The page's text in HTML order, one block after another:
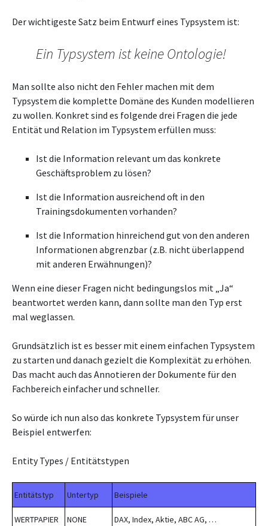
Der wichtigeste Satz beim Entwurf eines Typsystem ist:
Ein Typsystem ist keine Ontologie!
Man sollte also nicht den Fehler machen mit dem
Typsystem die komplette Domäne des Kunden modellieren
zu wollen. Konkret sind es folgende drei Fragen die jede
Entität und Relation im Typsystem erfüllen muss:
Ist die Information relevant um das konkrete
Geschäftsproblem zu lösen?
Ist die Information ausreichend oft in den
Trainingsdokumenten vorhanden?
Ist die Information hinreichend gut von den anderen
Informationen abgrenzbar (z.B. nicht überlappend
mit anderen Erwähnungen)?
Wenn eine dieser Fragen nicht bedingungslos mit „Ja“
beantwortet werden kann, dann sollte man den Typ erst
mal weglassen.
Grundsätzlich ist es besser mit einem einfachen Typsystem
zu starten und danach gezielt die Komplexität zu erhöhen.
Das macht auch das Annotieren der Dokumente für den
Fachbereich einfacher und schneller.
So würde ich nun also das konkrete Typsystem für unser
Beispiel entwerfen:
Entity Types / Entitätstypen
Entitätstyp Untertyp Beispiele
WERTPAPIER NONE DAX, Index, Aktie, ABC AG, …